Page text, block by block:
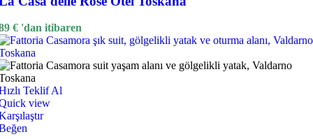
€ 'dan itibaren
Teklif Al
view